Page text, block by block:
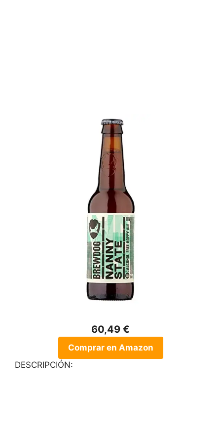
60,49 €
Comprar en Amazon
DESCRIPCIÓN: